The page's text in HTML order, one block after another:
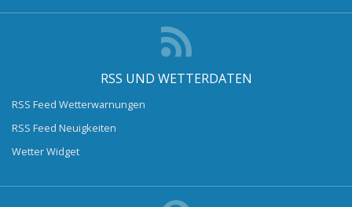
RSS UND WETTERDATEN
RSS Feed Wetterwarnungen
RSS Feed Neuigkeiten
Wetter Widget